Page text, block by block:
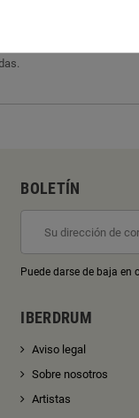
de la alta tensión que
BOLETÍN
Puede darse de baja
IBERDRUM
Aviso legal
Sobre nosotros
Artistas